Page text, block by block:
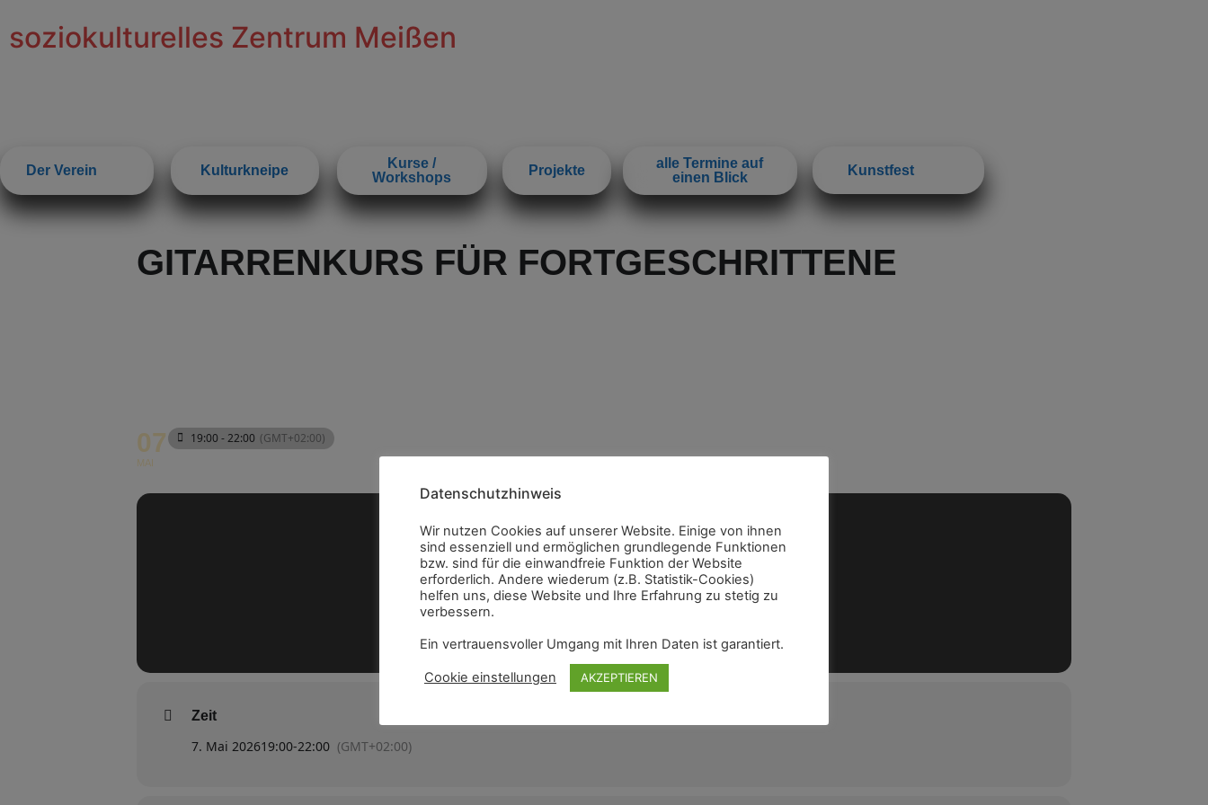
soziokulturelles Zentrum Meißen
Der Verein Kulturkneipe
Kurse /
Workshops
Projekte
alle Termine auf
einen Blick
Kunstfest
GITARRENKURS FÜR FORTGESCHRITTENE
07
MAI
19:00 - 22:00 (GMT+02:00)
Zeit
7. Mai 202619:00-22:00 (GMT+02:00)
Datenschutzhinweis
Wir nutzen Cookies auf unserer Website. Einige von ihnen
sind essenziell und ermöglichen grundlegende Funktionen
bzw. sind für die einwandfreie Funktion der Website
erforderlich. Andere wiederum (z.B. Statistik-Cookies)
helfen uns, diese Website und Ihre Erfahrung zu stetig zu
verbessern.
Ein vertrauensvoller Umgang mit Ihren Daten ist garantiert.
Cookie einstellungen AKZEPTIEREN